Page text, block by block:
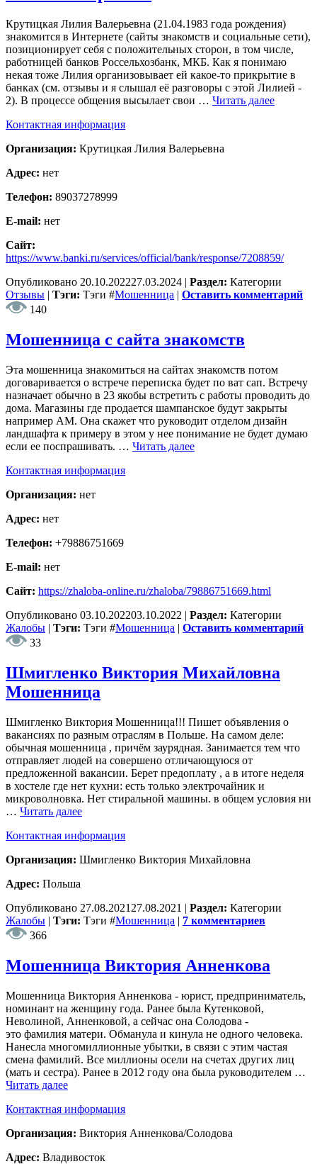
Крутицкая Лилия Валерьевна (21.04.1983 года рождения)
знакомится в Интернете (сайты знакомств и социальные сети),
позиционирует себя с положительных сторон, в том числе,
работницей банков Россельхозбанк, МКБ. Как я понимаю
некая тоже Лилия организовывает ей какое-то прикрытие в
банках (см. отзывы и я слышал её разговоры с этой Лилией -
2). В процессе общения высылает свои … Читать далее
Контактная информация
Организация: Крутицкая Лилия Валерьевна
Адрес: нет
Телефон: 89037278999
E-mail: нет
Сайт:
https://www.banki.ru/services/official/bank/response/7208859/
Опубликовано 20.10.202227.03.2024 | Раздел: Категории
Отзывы | Тэги: Тэги #Мошенница | Оставить комментарий
140
Мошенница с сайта знакомств
Эта мошенница знакомиться на сайтах знакомств потом
договаривается о встрече переписка будет по ват сап. Встречу
назначает обычно в 23 якобы встретить с работы проводить до
дома. Магазины где продается шампанское будут закрыты
например АМ. Она скажет что руководит отделом дизайн
ландшафта к примеру в этом у нее понимание не будет думаю
если ее поспрашивать. … Читать далее
Контактная информация
Организация: нет
Адрес: нет
Телефон: +79886751669
E-mail: нет
Сайт: https://zhaloba-online.ru/zhaloba/79886751669.html
Опубликовано 03.10.202203.10.2022 | Раздел: Категории
Жалобы | Тэги: Тэги #Мошенница | Оставить комментарий
33
Шмигленко Виктория Михайловна
Мошенница
Шмигленко Виктория Мошенница!!! Пишет объявления о
вакансиях по разным отраслям в Польше. На самом деле:
обычная мошенница , причём заурядная. Занимается тем что
отправляет людей на совершено отличающуюся от
предложенной вакансии. Берет предоплату , а в итоге неделя
в хостеле где нет кухни: есть только электрочайник и
микроволновка. Нет стиральной машины. в общем условия ни
… Читать далее
Контактная информация
Организация: Шмигленко Виктория Михайловна
Адрес: Польша
Опубликовано 27.08.2021 27.08.2021 | Раздел: Категории
Жалобы | Тэги: Тэги #Мошенница | 7 комментариев
366
Мошенница Виктория Анненкова
Мошенница Виктория Анненкова - юрист, предприниматель,
номинант на женщину года. Ранее была Кутенковой,
Неволиной, Анненковой, а сейчас она Солодова -
это фамилия матери. Обманула и кинула не одного человека.
Нанесла многомиллионные убытки, в связи с этим частая
смена фамилий. Все миллионы осели на счетах других лиц
(мать и сестра). Ранее в 2012 году она была руководителем …
Читать далее
Контактная информация
Организация: Виктория Анненкова/Солодова
Адрес: Владивосток